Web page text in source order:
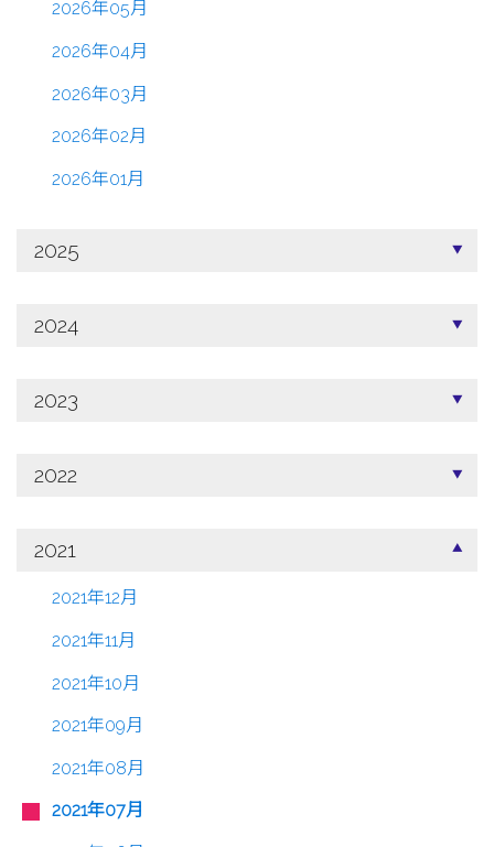
2026年05月
2026年04月
2026年03月
2026年02月
2026年01月
2025
2024
2023
2022
2021
2021年12月
2021年11月
2021年10月
2021年09月
2021年08月
2021年07月